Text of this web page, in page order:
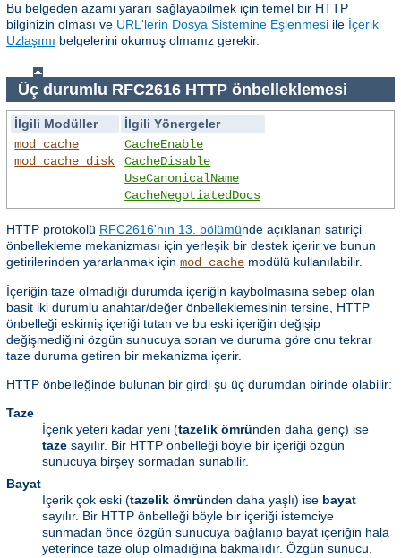
Bu belgeden azami yararı sağlayabilmek için temel bir HTTP
bilginizin olması ve URL'lerin Dosya Sistemine Eşlenmesi ile İçerik
Uzlaşımı belgelerini okumuş olmanız gerekir.
Üç durumlu RFC2616 HTTP önbelleklemesi
İlgili Modüller
İlgili Yönergeler
mod_cache
mod_cache_disk
CacheEnable
CacheDisable
UseCanonicalName
CacheNegotiatedDocs
HTTP protokolü RFC2616'nın 13. bölümünde açıklanan satıriçi
önbellekleme mekanizması için yerleşik bir destek içerir ve bunun
getirilerinden yararlanmak için mod_cache modülü kullanılabilir.
İçeriğin taze olmadığı durumda içeriğin kaybolmasına sebep olan
basit iki durumlu anahtar/değer önbelleklemesinin tersine, HTTP
önbelleği eskimiş içeriği tutan ve bu eski içeriğin değişip
değişmediğini özgün sunucuya soran ve duruma göre onu tekrar
taze duruma getiren bir mekanizma içerir.
HTTP önbelleğinde bulunan bir girdi şu üç durumdan birinde olabilir:
Taze
İçerik yeteri kadar yeni (tazelik ömründen daha genç) ise
taze sayılır. Bir HTTP önbelleği böyle bir içeriği özgün
sunucuya birşey sormadan sunabilir.
Bayat
İçerik çok eski (tazelik ömründen daha yaşlı) ise bayat
sayılır. Bir HTTP önbelleği böyle bir içeriği istemciye
sunmadan önce özgün sunucuya bağlanıp bayat içeriğin hala
yeterince taze olup olmadığına bakmalıdır. Özgün sunucu,